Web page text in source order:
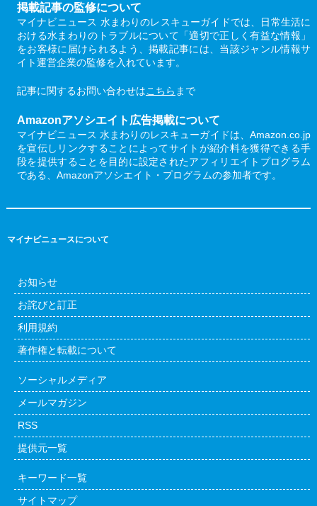
掲載記事の監修について
マイナビニュース 水まわりのレスキューガイドでは、日常生活に
おける水まわりのトラブルについて「適切で正しく有益な情報」
をお客様に届けられるよう、掲載記事には、当該ジャンル情報サ
イト運営企業の監修を入れています。
記事に関するお問い合わせはこちら まで
Amazonアソシエイト広告掲載について
マイナビニュース 水まわりのレスキューガイドは、Amazon.co.jp
を宣伝しリンクすることによってサイトが紹介料を獲得できる手
段を提供することを目的に設定されたアフィリエイトプログラム
である、Amazonアソシエイト・プログラムの参加者です。
マイナビニュースについて
お知らせ
お詫びと訂正
利用規約
著作権と転載について
ソーシャルメディア
メールマガジン
RSS
提供元一覧
キーワード一覧
サイトマップ